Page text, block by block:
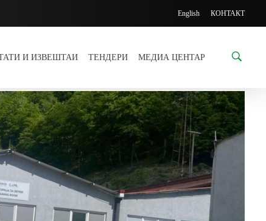
English КОНТАКТ
И ИЗВЕШТАИ ТЕНДЕРИ МЕДИА ЦЕНТАР